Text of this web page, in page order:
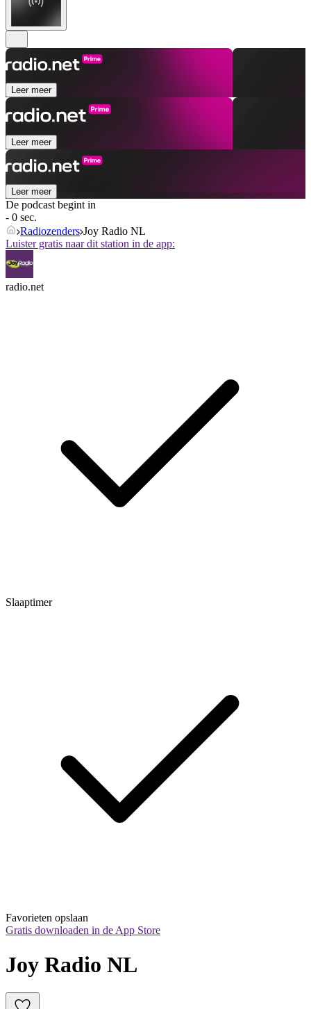
Leer meer
Leer meer
Leer meer
De podcast begint in
- 0 sec.
Radiozenders Joy Radio NL
Luister gratis naar dit station in de app:
radio.net
Slaaptimer
Favorieten opslaan
Gratis downloaden in de App Store
Joy Radio NL